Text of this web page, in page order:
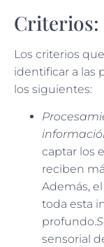
Criterios:
Los criterios
identificar a las
los siguientes:
captar los
reciben
Además,
toda esta
profundo.
sensorial